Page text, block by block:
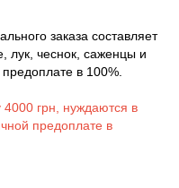
заказа составляет
лук, чеснок, саженцы и
в 100%.
грн, нуждаются в
предоплате в